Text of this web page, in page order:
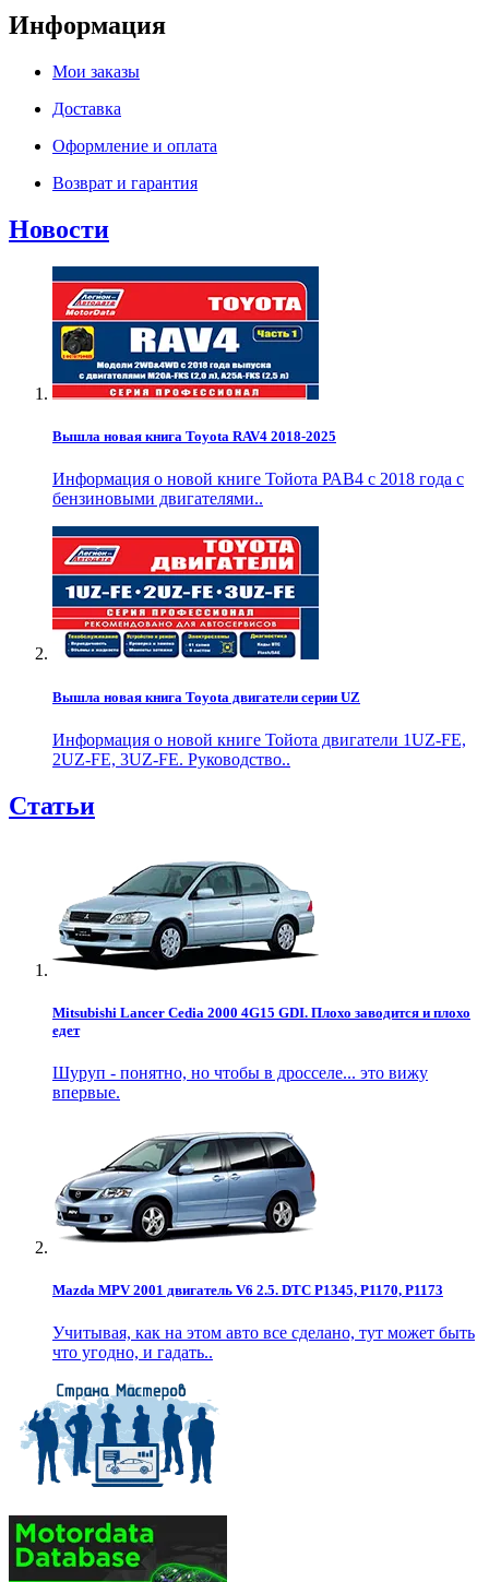
Информация
Мои заказы
Доставка
Оформление и оплата
Возврат и гарантия
Новости
Вышла новая книга Toyota RAV4 2018-2025
Информация о новой книге Тойота РАВ4 с 2018 года с
бензиновыми двигателями..
Вышла новая книга Toyota двигатели серии UZ
Информация о новой книге Тойота двигатели 1UZ-FE,
2UZ-FE, 3UZ-FE. Руководство..
Статьи
Mitsubishi Lancer Cedia 2000 4G15 GDI. Плохо заводится и плохо
едет
Шуруп - понятно, но чтобы в дросселе... это вижу
впервые.
Mazda MPV 2001 двигатель V6 2.5. DTC P1345, P1170, P1173
Учитывая, как на этом авто все сделано, тут может быть
что угодно, и гадать..